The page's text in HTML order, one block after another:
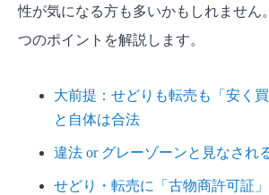
性が気になる方も多いかもしれません
つのポイントを解説します。
大前提：せどりも転売も「安く
と自体は合法
違法 or グレーゾーンと見なされ
せどり・転売に「古物商許可証